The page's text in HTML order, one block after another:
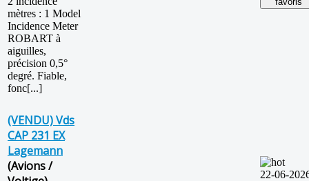
mètres : 1 Model
Incidence Meter
ROBART à
aiguilles,
précision 0,5°
degré. Fiable,
fonc[...]
(VENDU) Vds
CAP 231 EX
Lagemann
(Avions /
22-06-